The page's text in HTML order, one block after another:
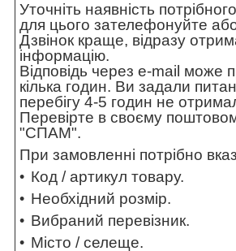
Уточніть наявність
для цього зателефонуйте
Дзвінок краще, відразу
інформацію.
Відповідь через e-mail може
кілька годин. Ви задали
перебігу 4-5 годин не
Перевірте в своєму
"СПАМ".
При замовленні потрібно
Код / артикул товару.
Необхідний розмір.
Вибраний перевізник.
Місто / селеще.